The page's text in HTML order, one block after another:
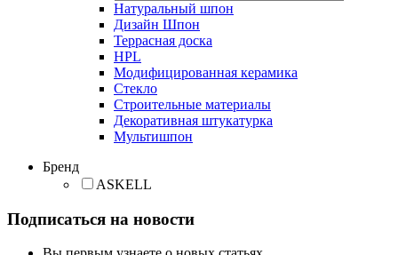
Натуральный шпон
Дизайн Шпон
Террасная доска
HPL
Модифицированная керамика
Стекло
Строительные материалы
Декоративная штукатурка
Мультишпон
Бренд
ASKELL
Подписаться на новости